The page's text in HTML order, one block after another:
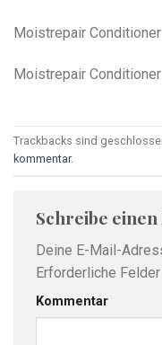
Moistrepair Conditioner
Moistrepair Conditioner
Trackbacks sind
kommentar.
Schreibe
Deine E-Mail-
Erforderliche
Kommentar